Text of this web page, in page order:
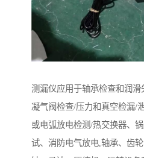
测漏仪应用于轴承检查和润
凝气阀检查/压力和真空检漏/
或电弧放电检测/热交换器、
试、消防电气放电,轴承、齿